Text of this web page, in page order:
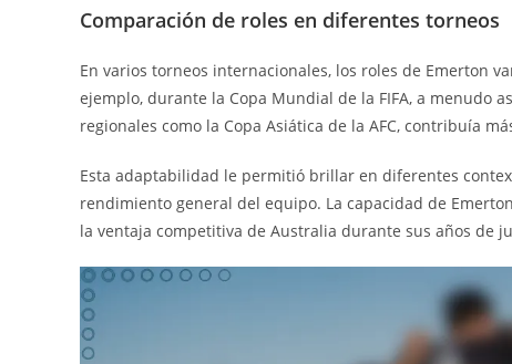
Comparación de roles en diferentes torneos
En varios torneos internacionales, los roles de Emerton
ejemplo, durante la Copa Mundial de la FIFA, a menudo
regionales como la Copa Asiática de la AFC, contribuía
Esta adaptabilidad le permitió brillar en diferentes
rendimiento general del equipo. La capacidad de
la ventaja competitiva de Australia durante sus años de